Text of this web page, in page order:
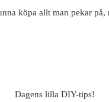
köpa allt man pekar
Dagens lilla DIY-tips!